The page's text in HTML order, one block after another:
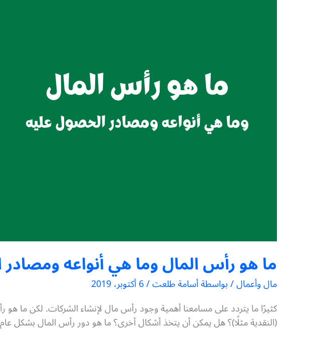
ما هو رأس المال وما هي أنواعه
مال وأعمال/ بواسطةأسامة طلعت/6 أكتوبر، 2019
كثيرًا ما يتردد على مسامعنا أهمية وجود رأس مال لإنشاء الشركات. لكن
(النقدية مثلًا)؟ هل يمكن أن يتخذ أشكال أخرى؟ ما هو دور رأس المال بشكل